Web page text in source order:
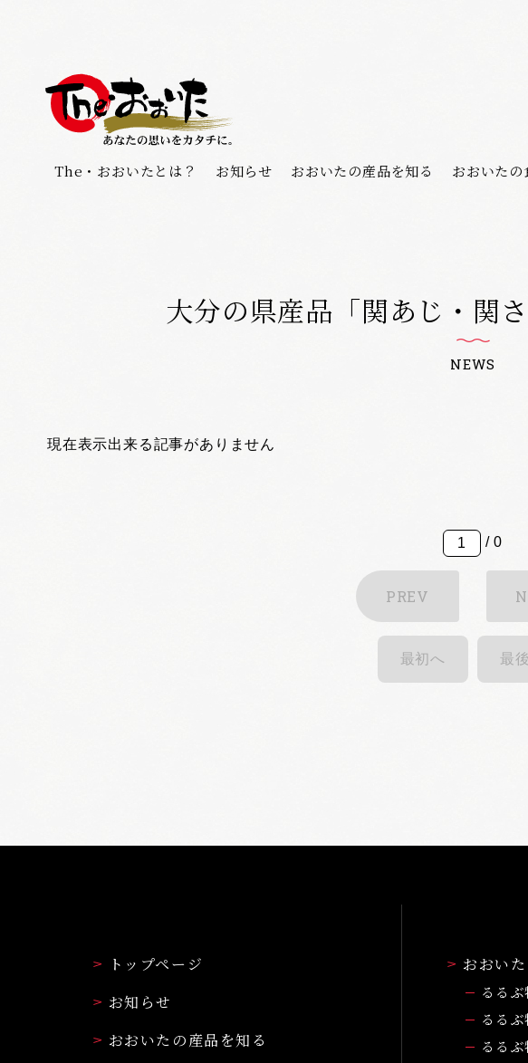
The・おおいたとは？ お知らせ おおいたの産品を知る おおいたの
大分の県産品「関あじ・関
NEWS
現在表示出来る記事がありません
/ 0
PREV
最初へ 最
トップページ
お知らせ
おおいたの産品を知る
おおい
るるぶ
るるぶ
るるぶ